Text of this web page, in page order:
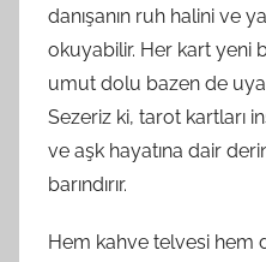
danışanın ruh halini ve
okuyabilir. Her kart yeni
umut dolu bazen de
Sezeriz ki, tarot kartları
ve aşk hayatına dair
barındırır.
Hem kahve telvesi hem